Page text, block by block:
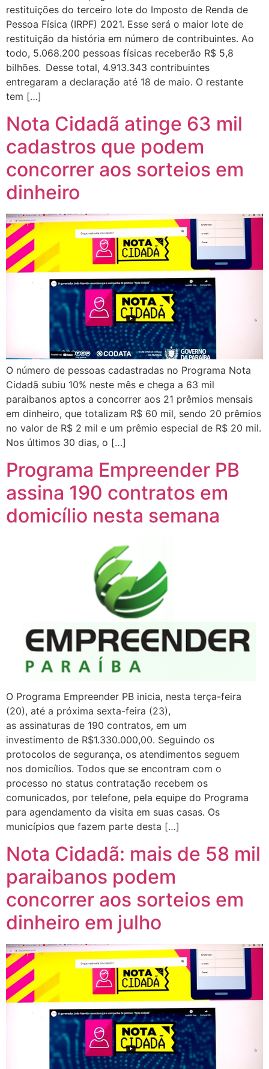
restituições do terceiro lote do Imposto de Renda de
Pessoa Física (IRPF) 2021. Esse será o maior lote de
restituição da história em número de contribuintes. Ao
todo, 5.068.200 pessoas físicas receberão R$ 5,8
bilhões. Desse total, 4.913.343 contribuintes
entregaram a declaração até 18 de maio. O restante
tem […]
Nota Cidadã atinge 63 mil
cadastros que podem
concorrer aos sorteios em
dinheiro
O número de pessoas cadastradas no Programa Nota
Cidadã subiu 10% neste mês e chega a 63 mil
paraibanos aptos a concorrer aos 21 prêmios mensais
em dinheiro, que totalizam R$ 60 mil, sendo 20 prêmios
no valor de R$ 2 mil e um prêmio especial de R$ 20 mil.
Nos últimos 30 dias, o […]
Programa Empreender PB
assina 190 contratos em
domicílio nesta semana
O Programa Empreender PB inicia, nesta terça-feira
(20), até a próxima sexta-feira (23),
as assinaturas de 190 contratos, em um
investimento de R$1.330.000,00. Seguindo os
protocolos de segurança, os atendimentos seguem
nos domicílios. Todos que se encontram com o
processo no status contratação recebem os
comunicados, por telefone, pela equipe do Programa
para agendamento da visita em suas casas. Os
municípios que fazem parte desta […]
Nota Cidadã: mais de 58 mil
paraibanos podem
concorrer aos sorteios em
dinheiro em julho